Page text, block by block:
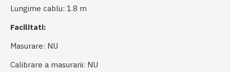
Lungime cablu: 1.8 m
Facilitati:
Masurare: NU
Calibrare a masurarii: NU